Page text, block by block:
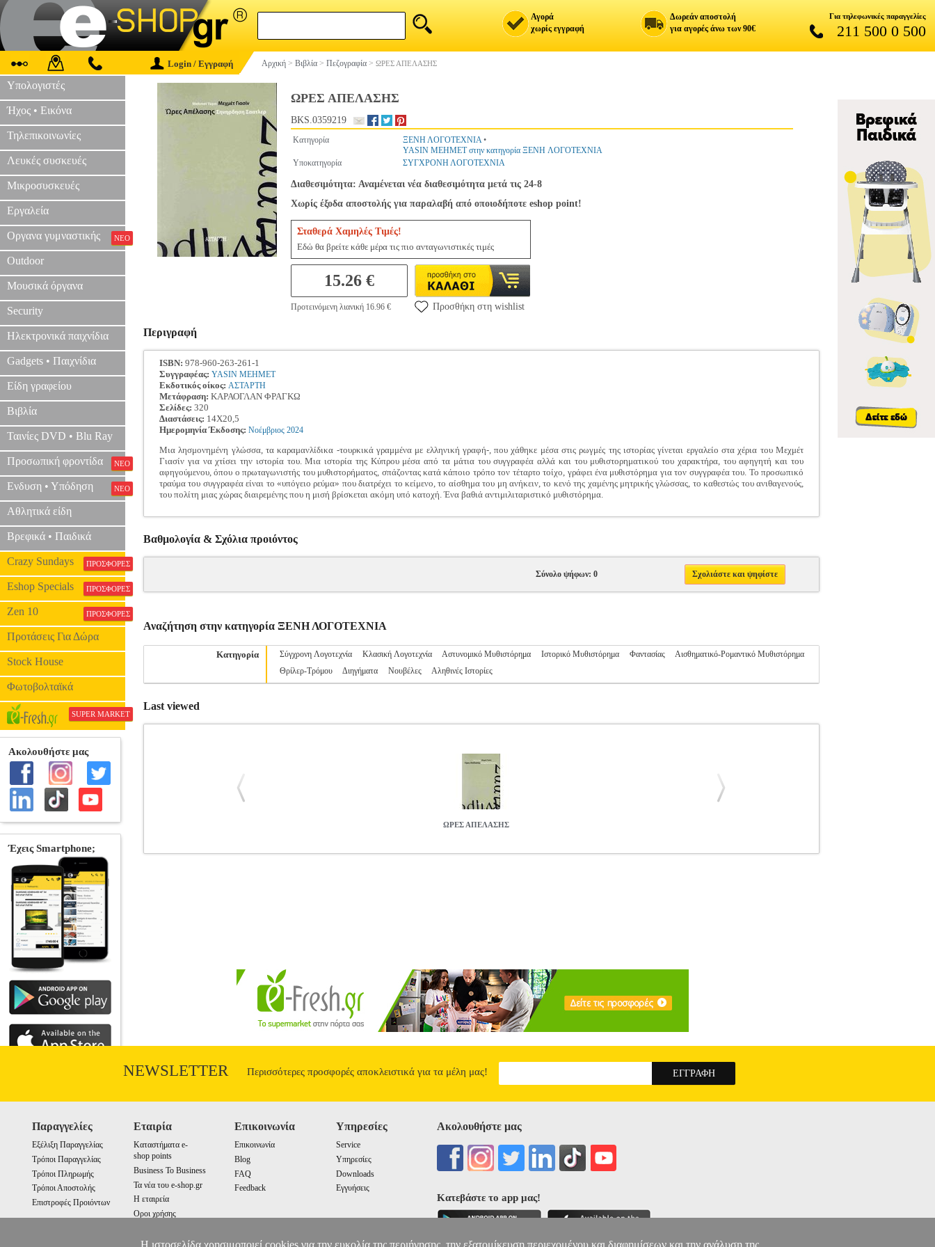
Αγορά
χωρίς εγγραφή
Δωρεάν αποστολή
για αγορές άνω των 90€
Για τηλεφωνικές παραγγελίες
211 500 0 500
Login / Εγγραφή Αρχική > Βιβλία > Πεζογραφία > ΩΡΕΣ ΑΠΕΛΑΣΗΣ
Υπολογιστές
Ήχος • Εικόνα
Τηλεπικοινωνίες
Λευκές συσκευές
Μικροσυσκευές
Εργαλεία
Οργανα γυμναστικής ΝΕΟ
Outdoor
Μουσικά όργανα
Security
Ηλεκτρονικά παιχνίδια
Gadgets • Παιχνίδια
Είδη γραφείου
Βιβλία
Ταινίες DVD • Blu Ray
Προσωπική φροντίδα ΝΕΟ
Ενδυση • Υπόδηση ΝΕΟ
Αθλητικά είδη
Βρεφικά • Παιδικά
Crazy Sundays ΠΡΟΣΦΟΡΕΣ
Eshop Specials ΠΡΟΣΦΟΡΕΣ
Zen 10 ΠΡΟΣΦΟΡΕΣ
Προτάσεις Για Δώρα
Stock House
Φωτοβολταϊκά
SUPER MARKET
ΩΡΕΣ ΑΠΕΛΑΣΗΣ
BKS.0359219
Κατηγορία ΞΕΝΗ ΛΟΓΟΤΕΧΝΙΑ•
YASIN MEHMET στην κατηγορία ΞΕΝΗ ΛΟΓΟΤΕΧΝΙΑ
Υποκατηγορία
ΣΥΓΧΡΟΝΗ ΛΟΓΟΤΕΧΝΙΑ
Διαθεσιμότητα: Αναμένεται νέα διαθεσιμότητα μετά τις 24-8
Χωρίς έξοδα αποστολής για παραλαβή από οποιοδήποτε eshop point!
Σταθερά Χαμηλές Τιμές!
Εδώ θα βρείτε κάθε μέρα τις πιο ανταγωνιστικές τιμές
15.26 €
Προτεινόμενη λιανική 16.96 € Προσθήκη στη wishlist
Περιγραφή
ISBN: 978-960-263-261-1
Συγγραφέας: YASIN MEHMET
Εκδοτικός οίκος: ΑΣΤΑΡΤΗ
Μετάφραση: ΚΑΡΑΟΓΛΑΝ ΦΡΑΓΚΩ
Σελίδες: 320
Διαστάσεις: 14Χ20,5
Ημερομηνία Έκδοσης: Νοέμβριος 2024
Μια λησμονημένη γλώσσα, τα καραμανλίδικα -τουρκικά γραμμένα με ελληνική γραφή-, που χάθηκε μέσα στις ρωγμές της ιστορίας γίνεται εργαλείο στα χέρια του Μεχμέτ
Γιασίν για να χτίσει την ιστορία του. Μια ιστορία της Κύπρου μέσα από τα μάτια του συγγραφέα αλλά και του μυθιστορηματικού του χαρακτήρα, του αφηγητή και του
αφηγούμενου, όπου ο πρωταγωνιστής του μυθιστορήματος, σπάζοντας κατά κάποιο τρόπο τον τέταρτο τοίχο, γράφει ένα μυθιστόρημα για τον συγγραφέα του. Το προσωπικό
τραύμα του συγγραφέα είναι το «υπόγειο ρεύμα» που διατρέχει το κείμενο, το αίσθημα του μη ανήκειν, το κενό της χαμένης μητρικής γλώσσας, το καθεστώς του ανιθαγενούς,
του πολίτη μιας χώρας διαιρεμένης που η μισή βρίσκεται ακόμη υπό κατοχή. Ένα βαθιά αντιμιλιταριστικό μυθιστόρημα.
Βαθμολογία & Σχόλια προιόντος
Σύνολο ψήφων: 0 Σχολιάστε και ψηφίστε
Αναζήτηση στην κατηγορία ΞΕΝΗ ΛΟΓΟΤΕΧΝΙΑ
Κατηγορία Σύγχρονη Λογοτεχνία Κλασική Λογοτεχνία Αστυνομικό Μυθιστόρημα Ιστορικό Μυθιστόρημα Φαντασίας
Αισθηματικό-Ρομαντικό Μυθιστόρημα
Θρίλερ-Τρόμου
Διηγήματα Νουβέλες Αληθινές Ιστορίες
Last viewed
ΩΡΕΣ ΑΠΕΛΑΣΗΣ
13.73
NEWSLETTER Περισσότερες προσφορές αποκλειστικά για τα μέλη μας!
Παραγγελίες
Εξέλιξη Παραγγελίας
Τρόποι Παραγγελίας
Τρόποι Πληρωμής
Τρόποι Αποστολής
Επιστροφές Προιόντων
Εταιρία
Καταστήματα e-
shop points
Business To Business
Τα νέα του e-shop.gr
Η εταιρεία
Οροι χρήσης
Επικοινωνία
Επικοινωνία
Blog
FAQ
Feedback
Υπηρεσίες
Service
Υπηρεσίες
Downloads
Εγγυήσεις
Ακολουθήστε μας
Κατεβάστε το app μας!